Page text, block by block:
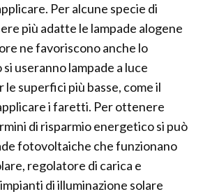
Per alcune specie di
più adatte le lampade alogene
ne favoriscono anche lo
useranno lampade a luce
superfici più basse, come il
i faretti. Per ottenere
di risparmio energetico si può
fotovoltaiche che funzionano
regolatore di carica e
di illuminazione solare